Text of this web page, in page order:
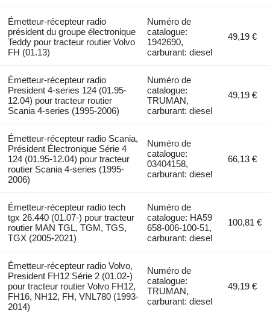
Émetteur-récepteur radio
président du groupe électronique
Teddy pour tracteur routier Volvo
FH (01.13)
Numéro de
catalogue:
1942690,
carburant: diesel
49,19 €
Émetteur-récepteur radio
President 4-series 124 (01.95-
12.04) pour tracteur routier
Scania 4-series (1995-2006)
Numéro de
catalogue:
TRUMAN,
carburant: diesel
49,19 €
Émetteur-récepteur radio Scania,
Président Électronique Série 4
124 (01.95-12.04) pour tracteur
routier Scania 4-series (1995-
2006)
Numéro de
catalogue:
03404158,
carburant: diesel
66,13 €
Émetteur-récepteur radio tech
tgx 26.440 (01.07-) pour tracteur
routier MAN TGL, TGM, TGS,
TGX (2005-2021)
Numéro de
catalogue: HA59
658-006-100-51,
carburant: diesel
100,81 €
Émetteur-récepteur radio Volvo,
President FH12 Série 2 (01.02-)
pour tracteur routier Volvo FH12,
FH16, NH12, FH, VNL780 (1993-
2014)
Numéro de
catalogue:
TRUMAN,
carburant: diesel
49,19 €